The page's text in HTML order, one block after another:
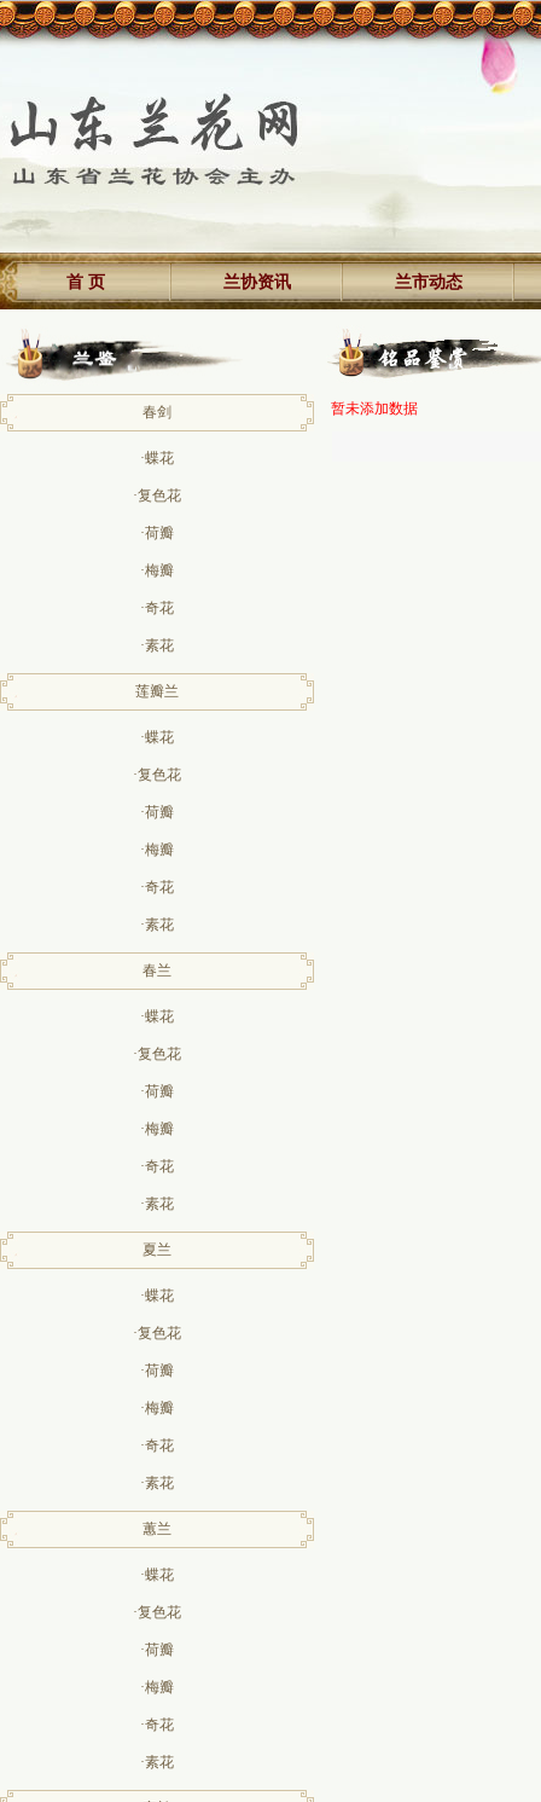
首 页 兰协资讯 兰市动态
春剑
·蝶花
·复色花
·荷瓣
·梅瓣
·奇花
·素花
莲瓣兰
·蝶花
·复色花
·荷瓣
·梅瓣
·奇花
·素花
春兰
·蝶花
·复色花
·荷瓣
·梅瓣
·奇花
·素花
夏兰
·蝶花
·复色花
·荷瓣
·梅瓣
·奇花
·素花
蕙兰
·蝶花
·复色花
·荷瓣
·梅瓣
·奇花
·素花
暂未添加数据